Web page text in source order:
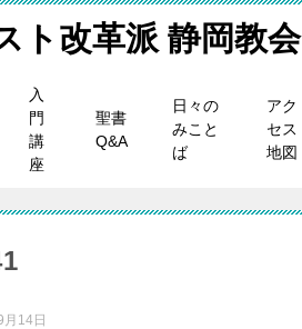
ト改革派 静岡教会
入
門
講
座
聖書
Q&A
日々の
みこと
ば
アク
セス
地図
14日